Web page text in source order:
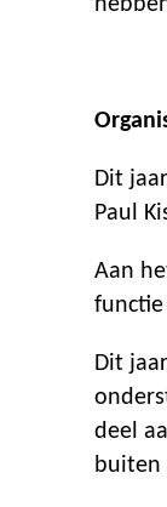
Dit
Paul
Aan
functie
Dit
deel
buiten